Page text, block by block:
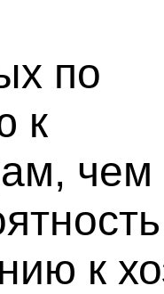
по
к
к